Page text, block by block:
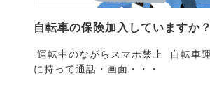
自転車の保険加入していますか？
運転中のながらスマホ禁止 自転車運転中にスマホを手
に持って通話・画面・・・